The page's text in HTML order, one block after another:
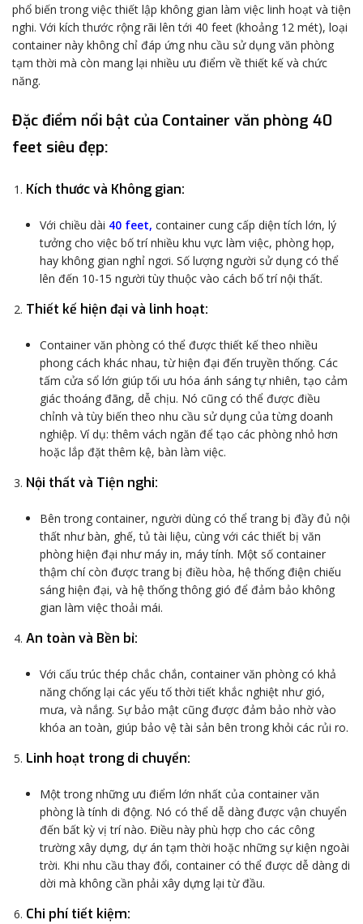
phổ biến trong việc thiết lập không gian làm việc linh hoạt và tiện
nghi. Với kích thước rộng rãi lên tới 40 feet (khoảng 12 mét), loại
container này không chỉ đáp ứng nhu cầu sử dụng văn phòng
tạm thời mà còn mang lại nhiều ưu điểm về thiết kế và chức
năng.
Đặc điểm nổi bật của Container văn phòng 40
feet siêu đẹp:
Kích thước và Không gian:
Với chiều dài 40 feet, container cung cấp diện tích lớn, lý
tưởng cho việc bố trí nhiều khu vực làm việc, phòng họp,
hay không gian nghỉ ngơi. Số lượng người sử dụng có thể
lên đến 10-15 người tùy thuộc vào cách bố trí nội thất.
Thiết kế hiện đại và linh hoạt:
Container văn phòng có thể được thiết kế theo nhiều
phong cách khác nhau, từ hiện đại đến truyền thống. Các
tấm cửa sổ lớn giúp tối ưu hóa ánh sáng tự nhiên, tạo cảm
giác thoáng đãng, dễ chịu. Nó cũng có thể được điều
chỉnh và tùy biến theo nhu cầu sử dụng của từng doanh
nghiệp. Ví dụ: thêm vách ngăn để tạo các phòng nhỏ hơn
hoặc lắp đặt thêm kệ, bàn làm việc.
Nội thất và Tiện nghi:
Bên trong container, người dùng có thể trang bị đầy đủ nội
thất như bàn, ghế, tủ tài liệu, cùng với các thiết bị văn
phòng hiện đại như máy in, máy tính. Một số container
thậm chí còn được trang bị điều hòa, hệ thống điện chiếu
sáng hiện đại, và hệ thống thông gió để đảm bảo không
gian làm việc thoải mái.
An toàn và Bền bỉ:
Với cấu trúc thép chắc chắn, container văn phòng có khả
năng chống lại các yếu tố thời tiết khắc nghiệt như gió,
mưa, và nắng. Sự bảo mật cũng được đảm bảo nhờ vào
khóa an toàn, giúp bảo vệ tài sản bên trong khỏi các rủi ro.
Linh hoạt trong di chuyển:
Một trong những ưu điểm lớn nhất của container văn
phòng là tính di động. Nó có thể dễ dàng được vận chuyển
đến bất kỳ vị trí nào. Điều này phù hợp cho các công
trường xây dựng, dự án tạm thời hoặc những sự kiện ngoài
trời. Khi nhu cầu thay đổi, container có thể được dễ dàng di
dời mà không cần phải xây dựng lại từ đầu.
Chi phí tiết kiệm: